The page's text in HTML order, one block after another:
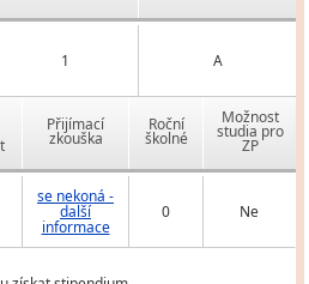
1 A
Přijímací
zkouška
Roční
školné
Možnost
studia pro
ZP
se nekoná -
další
informace
0 Ne